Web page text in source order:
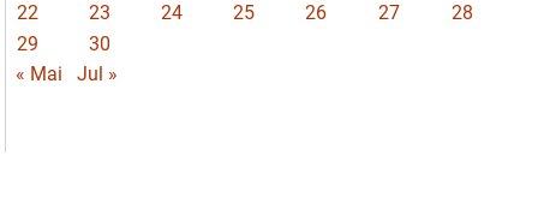
22
23 24 25 26 27
28
29
30
« Mai
Jul »